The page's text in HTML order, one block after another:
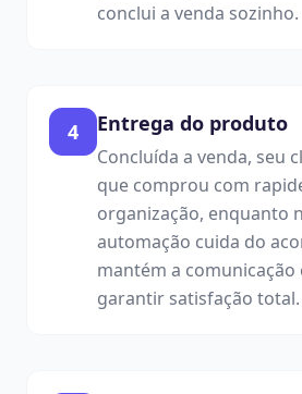
conclui a venda sozinho.
4 Entrega do produto
Concluída a venda, seu
que comprou com
organização, enquanto
automação cuida do
mantém a comunicação
garantir satisfação total.